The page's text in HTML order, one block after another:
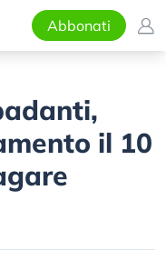
Abbonati
il 10